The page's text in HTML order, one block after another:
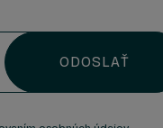
ODOSLAŤ